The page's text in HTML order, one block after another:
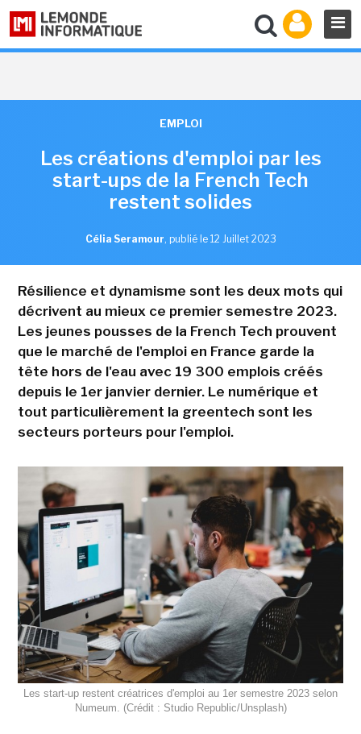
EMPLOI
Les créations d'emploi par les
start-ups de la French Tech
restent solides
Célia Seramour, publié le 12 Juillet 2023
Résilience et dynamisme sont les deux mots qui
décrivent au mieux ce premier semestre 2023.
Les jeunes pousses de la French Tech prouvent
que le marché de l'emploi en France garde la
tête hors de l'eau avec 19 300 emplois créés
depuis le 1er janvier dernier. Le numérique et
tout particulièrement la greentech sont les
secteurs porteurs pour l'emploi.
Les start-up restent créatrices d'emploi au 1er semestre 2023 selon
Numeum. (Crédit : Studio Republic/Unsplash)